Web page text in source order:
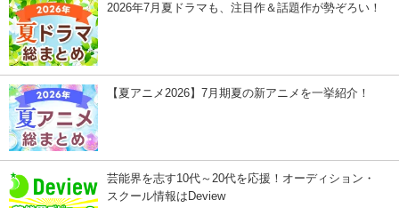
2026年7月夏ドラマも、注目作＆話題作が勢ぞろい！
【夏アニメ2026】7月期夏の新アニメを一挙紹介！
芸能界を志す10代～20代を応援！オーディション・
スクール情報はDeview